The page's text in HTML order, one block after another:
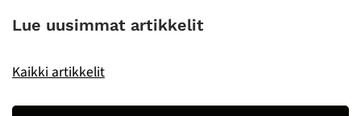
Lue uusimmat artikkelit
Kaikki artikkelit